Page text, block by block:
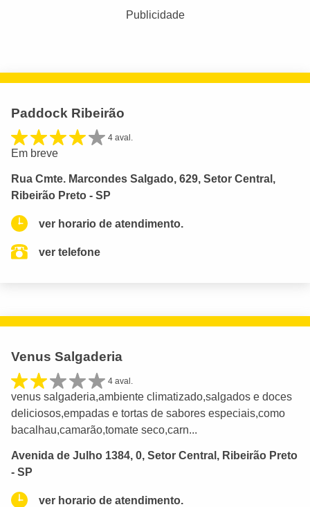
Publicidade
Paddock Ribeirão
4 aval.
Em breve
Rua Cmte. Marcondes Salgado, 629, Setor Central,
Ribeirão Preto - SP
ver horario de atendimento.
ver telefone
Venus Salgaderia
4 aval.
venus salgaderia,ambiente climatizado,salgados e doces
deliciosos,empadas e tortas de sabores especiais,como
bacalhau,camarão,tomate seco,carn...
Avenida de Julho 1384, 0, Setor Central, Ribeirão Preto
- SP
ver horario de atendimento.